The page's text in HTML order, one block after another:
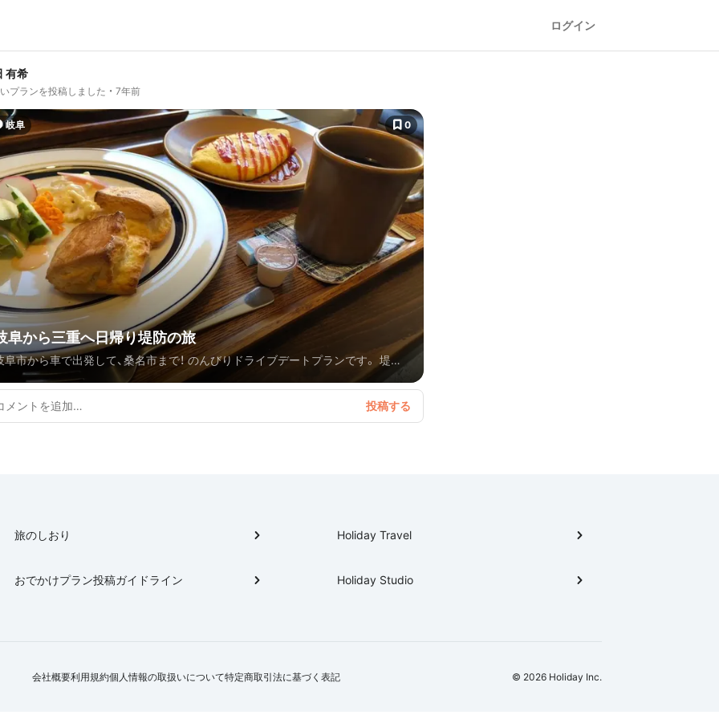
ログイン
有希
プランを投稿しました 7年前
岐阜 0
阜から三重へ日帰り堤防の旅
阜市から車で出発して、桑名市まで！ のんびりドライブデートプランです。 堤防
走れば渋滞しらずで、川沿いはドライブも気持ちがいいです🚗 老若男女問わず楽
めるプランだと思います！！
旅のしおり
おでかけプラン投稿ガイドライン
Holiday Travel
Holiday Studio
会社概要利用規約個人情報の取扱いについて特定商取引法に基づく表記 © 2026 Holiday Inc.